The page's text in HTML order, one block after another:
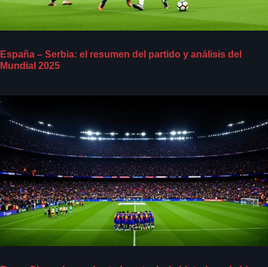
España – Serbia: el resumen del partido y análisis del
Mundial 2025